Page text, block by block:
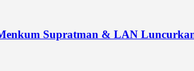
Supratman & LAN